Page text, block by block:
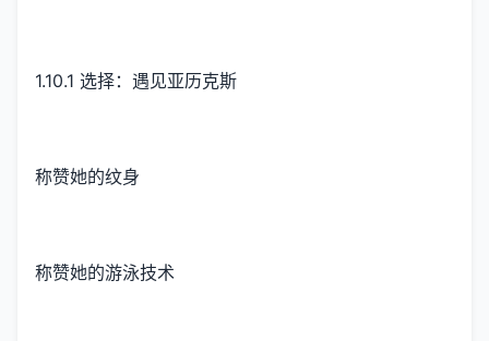
1.10.1 选择：遇见亚历克斯
称赞她的纹身
称赞她的游泳技术